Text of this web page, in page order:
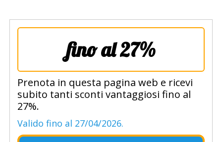
fino al 27%
Prenota in questa pagina web e ricevi
subito tanti sconti vantaggiosi fino al
27%.
Valido fino al 27/04/2026.